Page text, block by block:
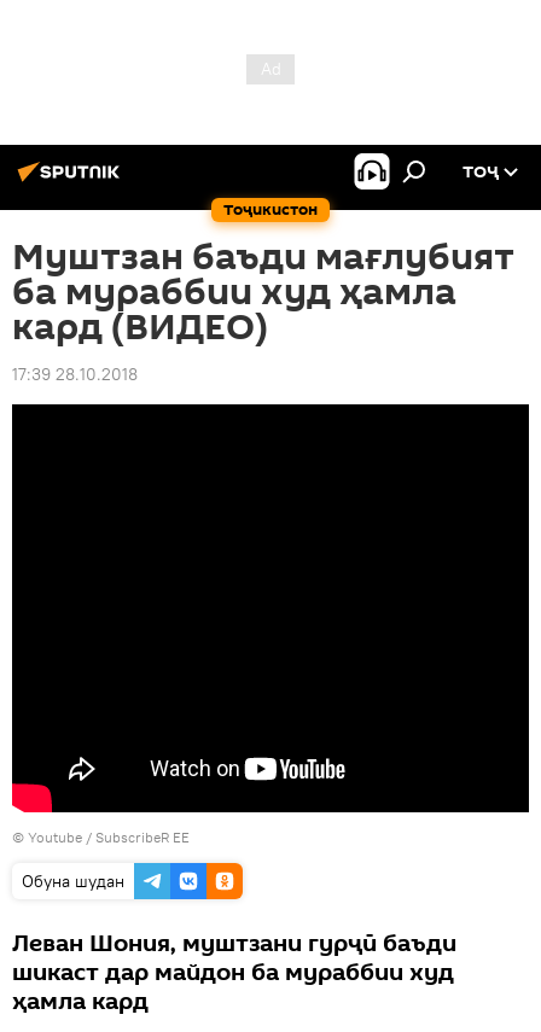
Тоҷикистон
ТОҶ
Муштзан баъди мағлубият
ба мураббии худ ҳамла
кард (ВИДЕО)
17:39 28.10.2018
© Youtube / SubscribeR EE
Обуна шудан
Леван Шония, муштзани гурҷӣ баъди
шикаст дар майдон ба мураббии худ
ҳамла кард